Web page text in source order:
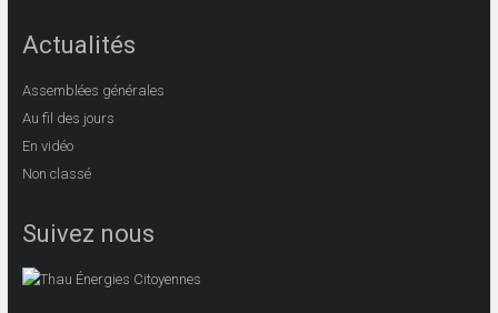
Actualités
Assemblées générales
Au fil des jours
En vidéo
Non classé
Suivez nous